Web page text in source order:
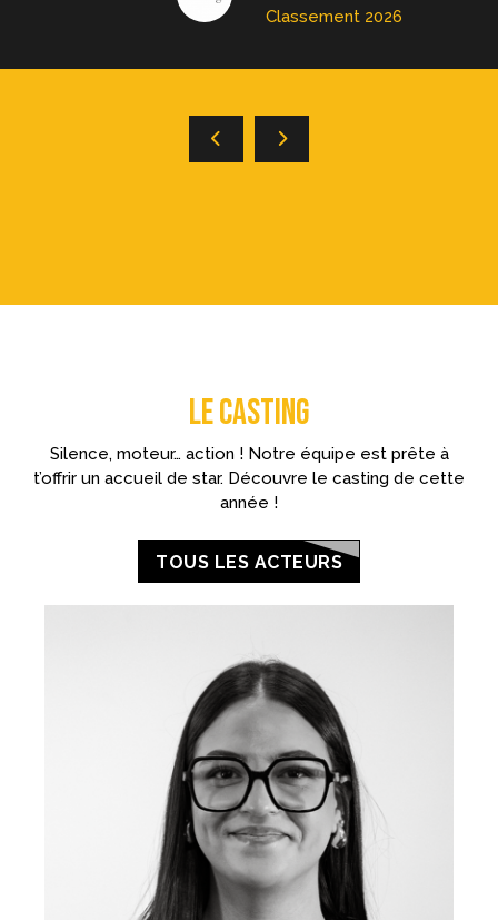
Classement 2026
LE CASTING
Silence, moteur… action ! Notre équipe est prête à
t’offrir un accueil de star. Découvre le casting de cette
année !
TOUS LES ACTEURS